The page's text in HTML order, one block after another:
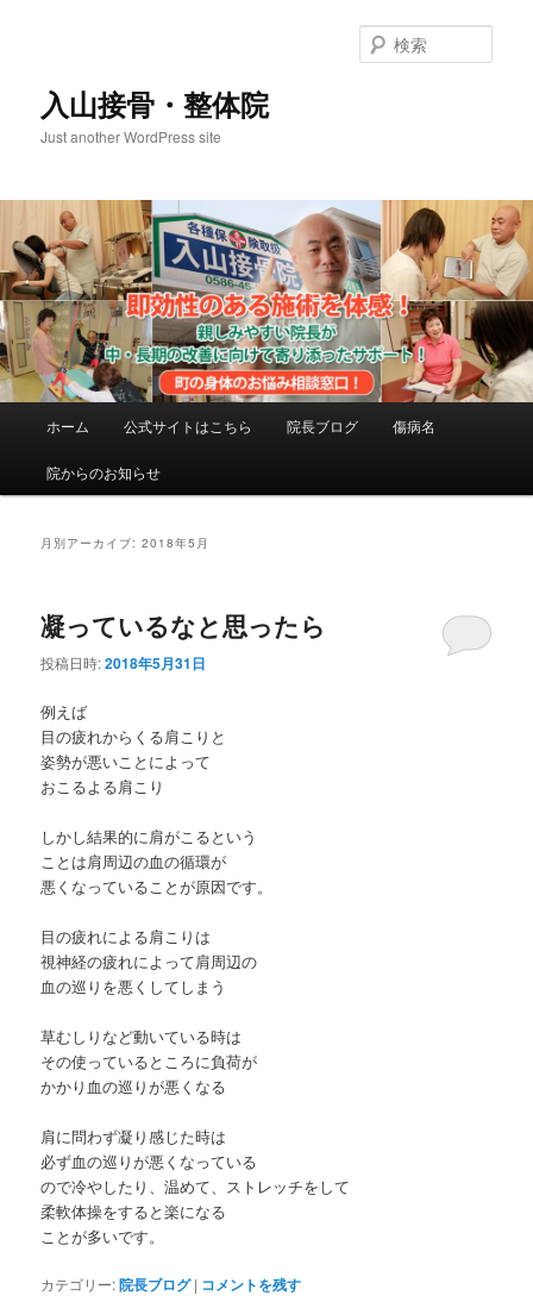
移
動
動
入山接骨・整体院
Just another WordPress site
索
メ
ホーム 公式サイトはこちら 院長ブログ 傷病名
院からのお知らせ
月別アーカイブ:2018年5月
凝っているなと思ったら
投稿日時:2018年5月31日
例えば
目の疲れからくる肩こりと
姿勢が悪いことによって
おこるよる肩こり
しかし結果的に肩がこるという
ことは肩周辺の血の循環が
悪くなっていることが原因です。
目の疲れによる肩こりは
視神経の疲れによって肩周辺の
血の巡りを悪くしてしまう
草むしりなど動いている時は
その使っているところに負荷が
かかり血の巡りが悪くなる
肩に問わず凝り感じた時は
必ず血の巡りが悪くなっている
ので冷やしたり、温めて、ストレッチをして
柔軟体操をすると楽になる
ことが多いです。
カテゴリー:院長ブログ | コメントを残す